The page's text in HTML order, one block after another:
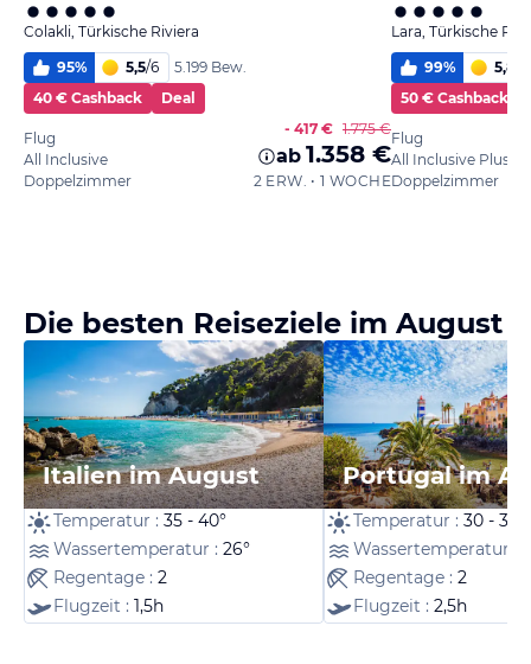
Colakli, Türkische Riviera
95% 5,5/6
5.199 Bew.
40 € Cashback
Deal
Flug
All Inclusive
Doppelzimmer
- 417 € 1.775 €
ab 1.358 €
2 ERW. • 1 WOCHE
Lara, Türkische
99% 5,8
50 € Cashback
Flug
All Inclusive Plus
Doppelzimmer
Die besten Reiseziele im August
Italien im August
Temperatur : 35 - 40°
Wassertemperatur : 26°
Regentage : 2
Flugzeit : 1,5h
Portugal im
Temperatur : 30 - 35°
Wassertemperatur :
Regentage : 2
Flugzeit : 2,5h